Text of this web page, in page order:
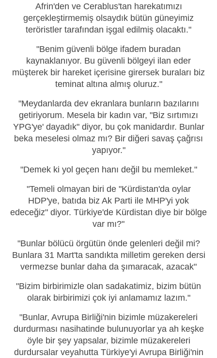
Afrin'den ve Cerablus'tan harekatımızı
gerçekleştirmemiş olsaydık bütün güneyimiz
teröristler tarafından işgal edilmiş olacaktı."
"Benim güvenli bölge ifadem buradan
kaynaklanıyor. Bu güvenli bölgeyi ilan eder
müşterek bir hareket içerisine girersek buraları biz
teminat altına almış oluruz."
"Meydanlarda dev ekranlara bunların bazılarını
getiriyorum. Mesela bir kadın var, "Biz sırtımızı
YPG'ye' dayadık" diyor, bu çok manidardır. Bunlar
beka meselesi olmaz mı? Bir diğeri savaş çağrısı
yapıyor."
"Demek ki yol geçen hanı değil bu memleket."
"Temeli olmayan biri de "Kürdistan'da oylar
HDP'ye, batıda biz Ak Parti ile MHP'yi yok
edeceğiz" diyor. Türkiye'de Kürdistan diye bir bölge
var mı?"
"Bunlar bölücü örgütün önde gelenleri değil mi?
Bunlara 31 Mart'ta sandıkta milletim gereken dersi
vermezse bunlar daha da şımaracak, azacak"
"Bizim birbirimizle olan sadakatimiz, bizim bütün
olarak birbirimizi çok iyi anlamamız lazım."
"Bunlar, Avrupa Birliği'nin bizimle müzakereleri
durdurması nasihatinde bulunuyorlar ya ah keşke
öyle bir şey yapsalar, bizimle müzakereleri
durdursalar veyahutta Türkiye'yi Avrupa Birliği'nin